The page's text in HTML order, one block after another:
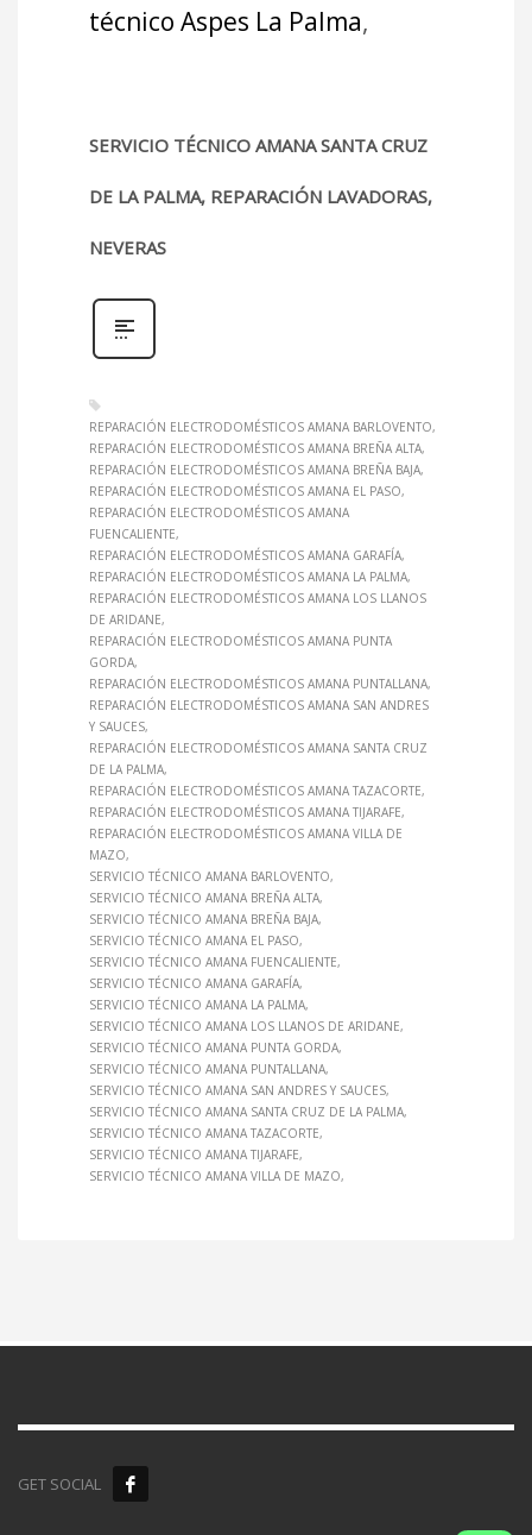
técnico Aspes La Palma,
SERVICIO TÉCNICO AMANA SANTA CRUZ
DE LA PALMA, REPARACIÓN LAVADORAS,
NEVERAS
REPARACIÓN ELECTRODOMÉSTICOS AMANA BARLOVENTO
REPARACIÓN ELECTRODOMÉSTICOS AMANA BREÑA ALTA
REPARACIÓN ELECTRODOMÉSTICOS AMANA BREÑA BAJA
REPARACIÓN ELECTRODOMÉSTICOS AMANA EL PASO
REPARACIÓN ELECTRODOMÉSTICOS AMANA
FUENCALIENTE
REPARACIÓN ELECTRODOMÉSTICOS AMANA GARAFÍA
REPARACIÓN ELECTRODOMÉSTICOS AMANA LA PALMA
REPARACIÓN ELECTRODOMÉSTICOS AMANA LOS LLANOS
DE ARIDANE
REPARACIÓN ELECTRODOMÉSTICOS AMANA PUNTA
GORDA
REPARACIÓN ELECTRODOMÉSTICOS AMANA PUNTALLANA
REPARACIÓN ELECTRODOMÉSTICOS AMANA SAN ANDRES
Y SAUCES
REPARACIÓN ELECTRODOMÉSTICOS AMANA SANTA CRUZ
DE LA PALMA
REPARACIÓN ELECTRODOMÉSTICOS AMANA TAZACORTE
REPARACIÓN ELECTRODOMÉSTICOS AMANA TIJARAFE
REPARACIÓN ELECTRODOMÉSTICOS AMANA VILLA DE
MAZO
SERVICIO TÉCNICO AMANA BARLOVENTO
SERVICIO TÉCNICO AMANA BREÑA ALTA
SERVICIO TÉCNICO AMANA BREÑA BAJA
SERVICIO TÉCNICO AMANA EL PASO
SERVICIO TÉCNICO AMANA FUENCALIENTE
SERVICIO TÉCNICO AMANA GARAFÍA
SERVICIO TÉCNICO AMANA LA PALMA
SERVICIO TÉCNICO AMANA LOS LLANOS DE ARIDANE
SERVICIO TÉCNICO AMANA PUNTA GORDA
SERVICIO TÉCNICO AMANA PUNTALLANA
SERVICIO TÉCNICO AMANA SAN ANDRES Y SAUCES
SERVICIO TÉCNICO AMANA SANTA CRUZ DE LA PALMA
SERVICIO TÉCNICO AMANA TAZACORTE
SERVICIO TÉCNICO AMANA TIJARAFE
SERVICIO TÉCNICO AMANA VILLA DE MAZO
GET SOCIAL